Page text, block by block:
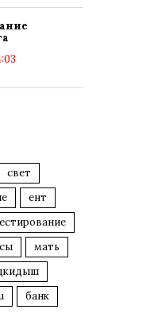
свет
ент
мать
банк